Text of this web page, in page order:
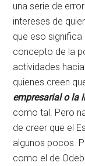
una serie de
intereses de
que eso
concepto de la
actividades
quienes creen
empresarial o la
como tal. Pero
de creer que el
algunos pocos.
como el de